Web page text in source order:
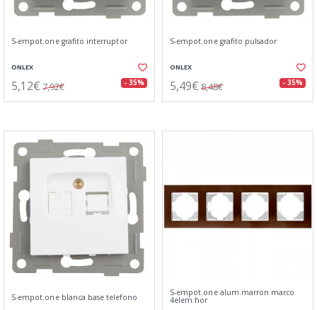
S-empot.one grafito interruptor
ONLEX
5,12€ 7,92€ - 35%
S-empot.one grafito pulsador
ONLEX
5,49€ 8,48€ - 35%
S-empot.one blanca base telefono S-empot.one alum.marron marco
4elem.hor